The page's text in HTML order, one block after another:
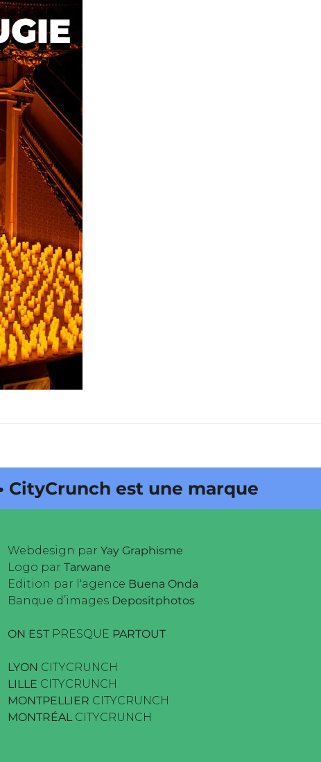
est une marque déposée •
Webdesign par Yay Graphisme
Logo par Tarwane
Edition par l'agence Buena Onda
Banque d’images Depositphotos
ON EST PRESQUE PARTOUT
LYON CITYCRUNCH
LILLE CITYCRUNCH
MONTPELLIER CITYCRUNCH
MONTRÉALCITYCRUNCH